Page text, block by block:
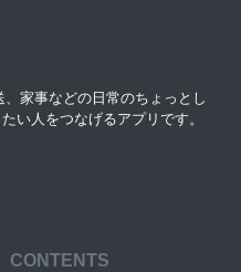
家事などの日常のちょっとし
い人をつなげるアプリです。
CONTENTS